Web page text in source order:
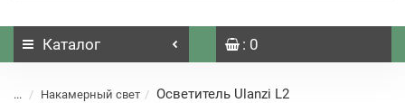
Каталог : 0
... Накамерный свет Осветитель Ulanzi L2